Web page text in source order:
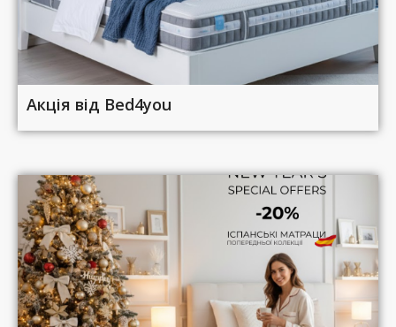
Акція від Bed4you